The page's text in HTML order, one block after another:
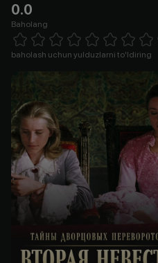
0.0
Baholang
1 Star 2 Stars 3 Stars 4 Stars5 Stars 6 Stars7 Stars8 Stars
baholash uchun yulduzlarni to'ldiring